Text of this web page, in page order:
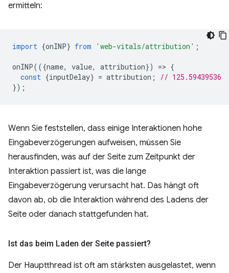
ermitteln:
import {onINP} from 'web-vitals/attribution' ;
onINP(({name, value, attribution}) => {
const {inputDelay} = attribution ;
// 125.59439536
});
Wenn Sie feststellen, dass einige Interaktionen hohe
Eingabeverzögerungen aufweisen, müssen Sie
herausfinden, was auf der Seite zum Zeitpunkt der
Interaktion passiert ist, was die lange
Eingabeverzögerung verursacht hat. Das hängt oft
davon ab, ob die Interaktion während des Ladens der
Seite oder danach stattgefunden hat.
Ist das beim Laden der Seite passiert?
Der Hauptthread ist oft am stärksten ausgelastet, wenn